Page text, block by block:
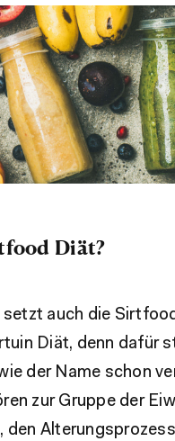
Diät?
setzt auch die
Diät, denn dafür
der Name schon
zur Gruppe der
, den